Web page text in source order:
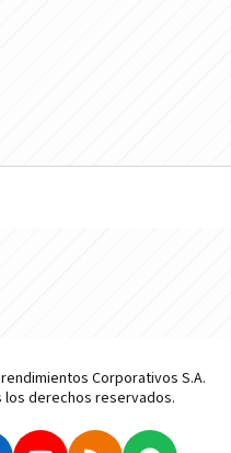
Corporativos S.A.
los derechos reservados.